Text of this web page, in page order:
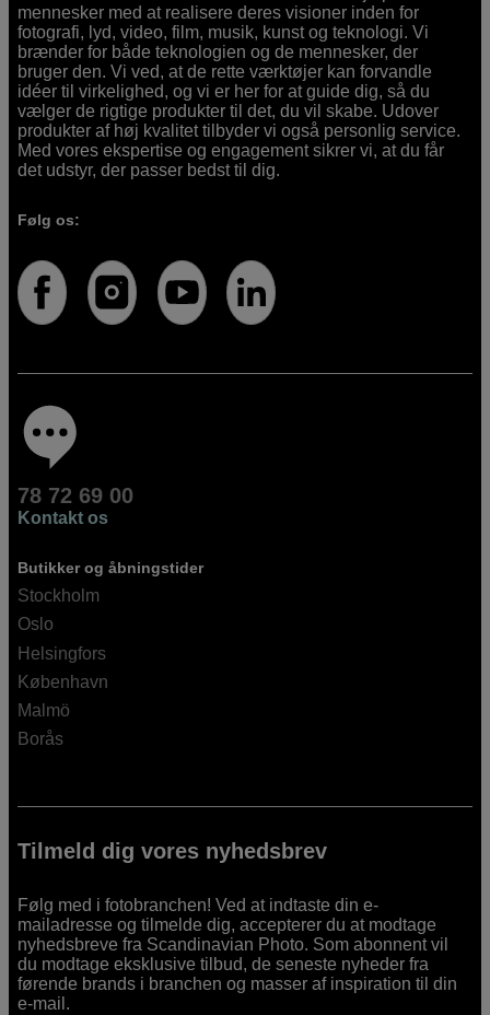
mennesker med at realisere deres visioner inden for
fotografi, lyd, video, film, musik, kunst og teknologi. Vi
brænder for både teknologien og de mennesker, der
bruger den. Vi ved, at de rette værktøjer kan forvandle
idéer til virkelighed, og vi er her for at guide dig, så du
vælger de rigtige produkter til det, du vil skabe. Udover
produkter af høj kvalitet tilbyder vi også personlig service.
Med vores ekspertise og engagement sikrer vi, at du får
det udstyr, der passer bedst til dig.
Følg os:
78 72 69 00
Kontakt os
Butikker og åbningstider
Stockholm
Oslo
Helsingfors
København
Malmö
Borås
Tilmeld dig vores nyhedsbrev
Følg med i fotobranchen! Ved at indtaste din e-
mailadresse og tilmelde dig, accepterer du at modtage
nyhedsbreve fra Scandinavian Photo. Som abonnent vil
du modtage eksklusive tilbud, de seneste nyheder fra
førende brands i branchen og masser af inspiration til din
e-mail.